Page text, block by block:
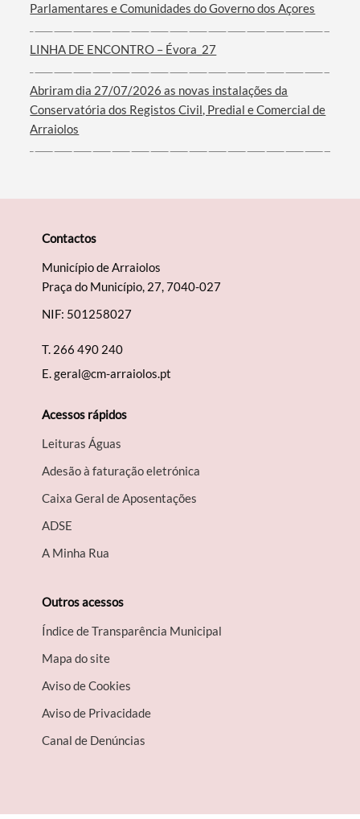
Filtros
Parlamentares e Comunidades do Governo dos Açores
LINHA DE ENCONTRO – Évora_27
Abriram dia 27/07/2026 as novas instalações da
Conservatória dos Registos Civil, Predial e Comercial de
Arraiolos
Contactos
Município de Arraiolos
Praça do Município, 27, 7040-027
NIF: 501258027
T. 266 490 240
E.geral@cm-arraiolos.pt
Acessos rápidos
Leituras Águas
Adesão à faturação eletrónica
Caixa Geral de Aposentações
A​DSE
A Minha Rua
Outros acessos
Índice de Transparência Municipal
Mapa do site
Aviso de Cookies
Aviso de Privacidade
Canal de Denúncias